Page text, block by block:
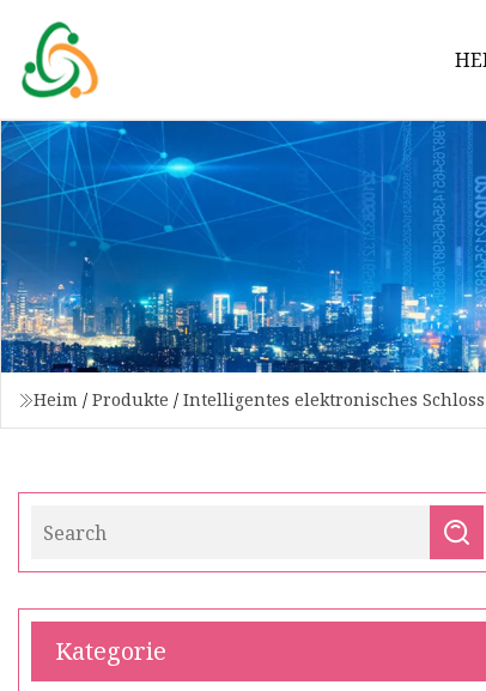
Heim / Produkte / Intelligentes elektronisches Schloss
Kategorie